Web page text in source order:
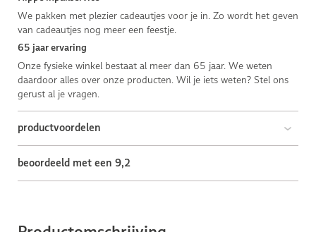
We pakken met plezier cadeautjes voor je in. Zo wordt het geven
van cadeautjes nog meer een feestje.
65 jaar ervaring
Onze fysieke winkel bestaat al meer dan 65 jaar. We weten
daardoor alles over onze producten. Wil je iets weten? Stel ons
gerust al je vragen.
productvoordelen
beoordeeld met een 9,2